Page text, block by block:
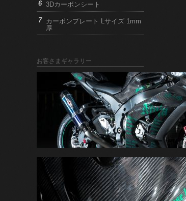
3Dカーボンシート
カーボンプレート Lサイズ 1mm
厚
お客さまギャラリー